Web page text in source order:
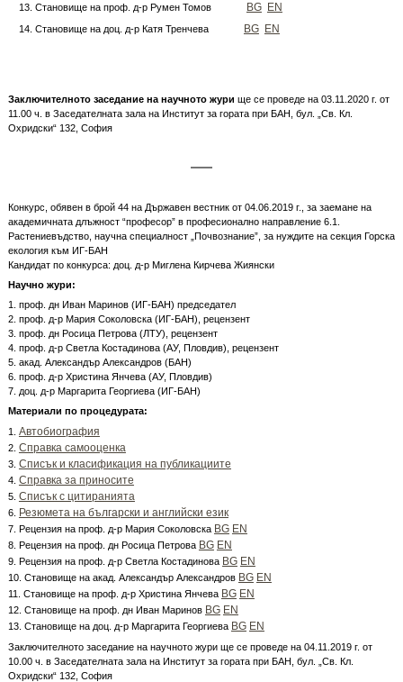
Становище на проф. д-р Румен Томов BG EN
Становище на доц. д-р Катя Тренчева BG EN
Заключителното заседание на научното жури ще се проведе на 03.11.2020 г. от
11.00 ч. в Заседателната зала на Институт за гората при БАН, бул. „Св. Кл.
Охридски“ 132, София
Конкурс, обявен в брой 44 на Държавен вестник от 04.06.2019 г., за заемане на
академичната длъжност “професор” в професионално направление 6.1.
Растениевъдство, научна специалност „Почвознание”, за нуждите на секция Горска
екология към ИГ-БАН
Кандидат по конкурса: доц. д-р Миглена Кирчева Жиянски
Научно жури:
1. проф. дн Иван Маринов (ИГ-БАН) председател
2. проф. д-р Мария Соколовска (ИГ-БАН), рецензент
3. проф. дн Росица Петрова (ЛТУ), рецензент
4. проф. д-р Светла Костадинова (АУ, Пловдив), рецензент
5. акад. Александър Александров (БАН)
6. проф. д-р Христина Янчева (АУ, Пловдив)
7. доц. д-р Маргарита Георгиева (ИГ-БАН)
Материали по процедурата:
1. Автобиография
2. Справка самооценка
3. Списък и класификация на публикациите
4. Справка за приносите
5. Списък с цитиранията
6. Резюмета на български и английски език
7. Рецензия на проф. д-р Мария Соколовска BG EN
8. Рецензия на проф. дн Росица Петрова BG EN
9. Рецензия на проф. д-р Светла Костадинова BG EN
10. Становище на акад. Александър Александров BG EN
11. Становище на проф. д-р Христина Янчева BG EN
12. Становище на проф. дн Иван Маринов BG EN
13. Становище на доц. д-р Маргарита Георгиева BG EN
Заключителното заседание на научното жури ще се проведе на 04.11.2019 г. от
10.00 ч. в Заседателната зала на Институт за гората при БАН, бул. „Св. Кл.
Охридски“ 132, София